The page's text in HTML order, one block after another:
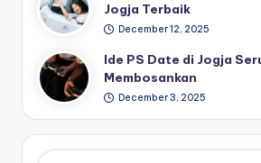
Jogja Terbaik
December 12, 2025
Ide PS Date di Jogja
Membosankan
December 3, 2025